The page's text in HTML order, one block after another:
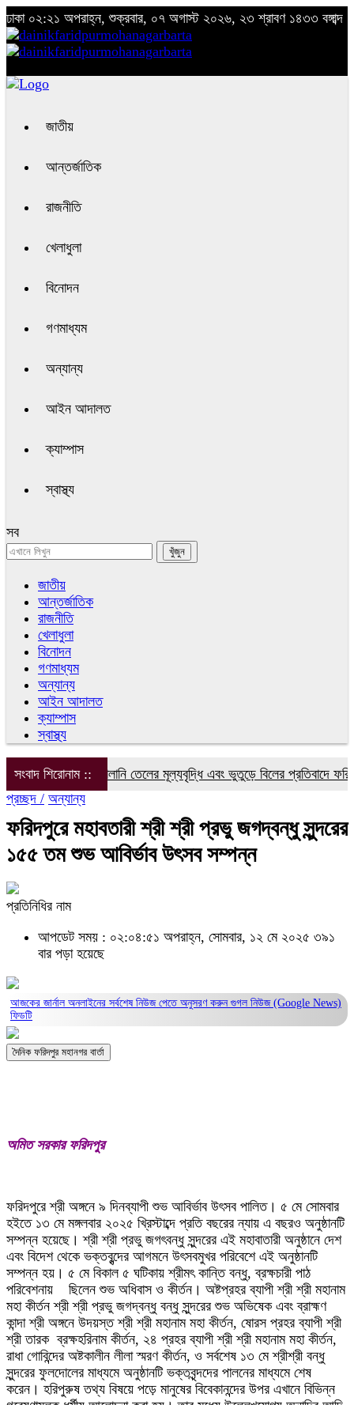
ঢাকা ০২:২১ অপরাহ্ন, শুক্রবার, ০৭ অগাস্ট ২০২৬, ২৩ শ্রাবণ ১৪৩৩ বঙ্গাব্দ
জাতীয়
আন্তর্জাতিক
রাজনীতি
খেলাধুলা
বিনোদন
গণমাধ্যম
অন্যান্য
আইন আদালত
ক্যাম্পাস
স্বাস্থ্য
সব
জাতীয়
আন্তর্জাতিক
রাজনীতি
খেলাধুলা
বিনোদন
গণমাধ্যম
অন্যান্য
আইন আদালত
ক্যাম্পাস
স্বাস্থ্য
সংবাদ শিরোনাম ::
গ্যাস ও জ্বালানি তেলের মূল্যবৃদ্ধি এবং ভুতুড়ে বিলের প্রতিবাদে ফরিদপুরে
প্রচ্ছদ / অন্যান্য
ফরিদপুরে মহাবতারী শ্রী শ্রী প্রভু জগদ্বন্ধু সুন্দরের
১৫৫ তম শুভ আবির্ভাব উৎসব সম্পন্ন
প্রতিনিধির নাম
আপডেট সময় : ০২:০৪:৫১ অপরাহ্ন, সোমবার, ১২ মে ২০২৫ ৩৯১
বার পড়া হয়েছে
আজকের জার্নাল অনলাইনের সর্বশেষ নিউজ পেতে অনুসরণ করুন গুগল নিউজ (Google News)
ফিডটি
দৈনিক ফরিদপুর মহানগর বার্তা
অমিত সরকার ফরিদপুর
ফরিদপুরে শ্রী অঙ্গনে ৯ দিনব্যাপী শুভ আবির্ভাব উৎসব পালিত। ৫ মে সোমবার
হইতে ১৩ মে মঙ্গলবার ২০২৫ খ্রিস্টাব্দে প্রতি বছরের ন্যায় এ বছরও অনুষ্ঠানটি
সম্পন্ন হয়েছে। শ্রী শ্রী প্রভু জগৎবন্ধু সুন্দরের এই মহাবাতারী অনুষ্ঠানে দেশ
এবং বিদেশ থেকে ভক্তবৃন্দের আগমনে উৎসবমুখর পরিবেশে এই অনুষ্ঠানটি
সম্পন্ন হয়। ৫ মে বিকাল ৫ ঘটিকায় শ্রীমৎ কান্তি বন্ধু, ব্রক্ষচারী পাঠ
পরিবেশনায় ছিলেন শুভ অধিবাস ও কীর্তন। অষ্টপ্রহর ব্যাপী শ্রী শ্রী মহানাম
মহা কীর্তন শ্রী শ্রী প্রভু জগদ্বন্ধু বন্ধু সুন্দরের শুভ অভিষেক এবং ব্রাহ্মণ
কান্দা শ্রী অঙ্গনে উদয়স্ত শ্রী শ্রী মহানাম মহা কীর্তন, ষোরস প্রহর ব্যাপী শ্রী
শ্রী তারক ব্রক্ষহরিনাম কীর্তন, ২৪ প্রহর ব্যাপী শ্রী শ্রী মহানাম মহা কীর্তন,
রাধা গোবিন্দের অষ্টকালীন লীলা স্মরণ কীর্তন, ও সর্বশেষ ১৩ মে শ্রীশ্রী বন্ধু
সুন্দরের ফুলদোলের মাধ্যমে অনুষ্ঠানটি ভক্তবৃন্দদের পালনের মাধ্যমে শেষ
করেন। হরিপুরুষ তথ্য বিষয়ে পড়ে মানুষের বিবেকানন্দের উপর এখানে বিভিন্ন